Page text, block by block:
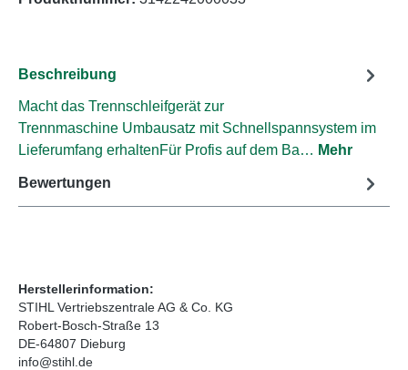
Beschreibung
Macht das Trennschleifgerät zur
Trennmaschine Umbausatz mit Schnellspannsystem im
Lieferumfang erhaltenFür Profis auf dem Ba… Mehr
Bewertungen
Herstellerinformation:
STIHL Vertriebszentrale AG & Co. KG
Robert-Bosch-Straße 13
DE-64807 Dieburg
info@stihl.de